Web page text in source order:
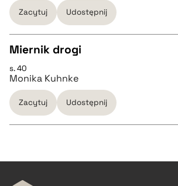
pobierz cytat
BIBTEX
pobierz cytat
Zacytuj Udostępnij
CZYSTY TEKST
pobierz cytat
Miernik drogi
s. 40
Monika Kuhnke
Zacytuj Udostępnij
CZYSTY TEKST